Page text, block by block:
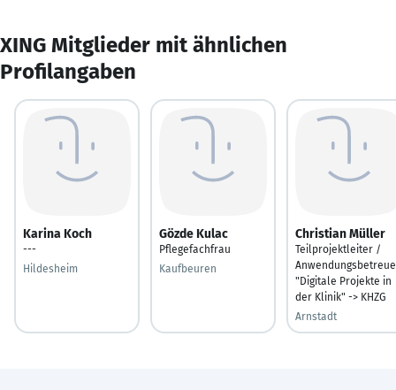
XING Mitglieder mit ähnlichen
Profilangaben
Karina Koch
---
Hildesheim
Gözde Kulac
Pflegefachfrau
Kaufbeuren
Christian Müller
Teilprojektleiter /
"Digitale Projekte in
der Klinik" -> KHZG
Arnstadt